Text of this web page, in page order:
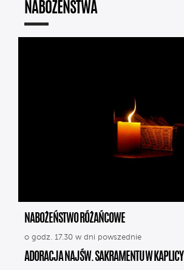
NABOŻEŃSTWA
NABOŻEŃSTWO RÓŻAŃCOWE
o godz. 17.30 w dni powszednie
ADORACJA NAJŚW. SAKRAMENTU W KAPLICY